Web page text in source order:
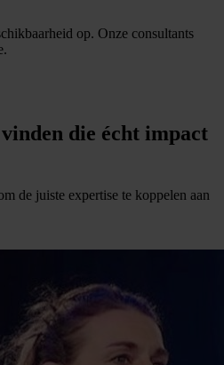
op. Onze consultants
die écht impact
de juiste expertise te koppelen aan